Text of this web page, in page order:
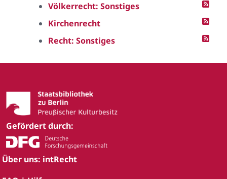
Völkerrecht: Sonstiges
Kirchenrecht
Recht: Sonstiges
Gefördert durch:
Über uns: intRecht